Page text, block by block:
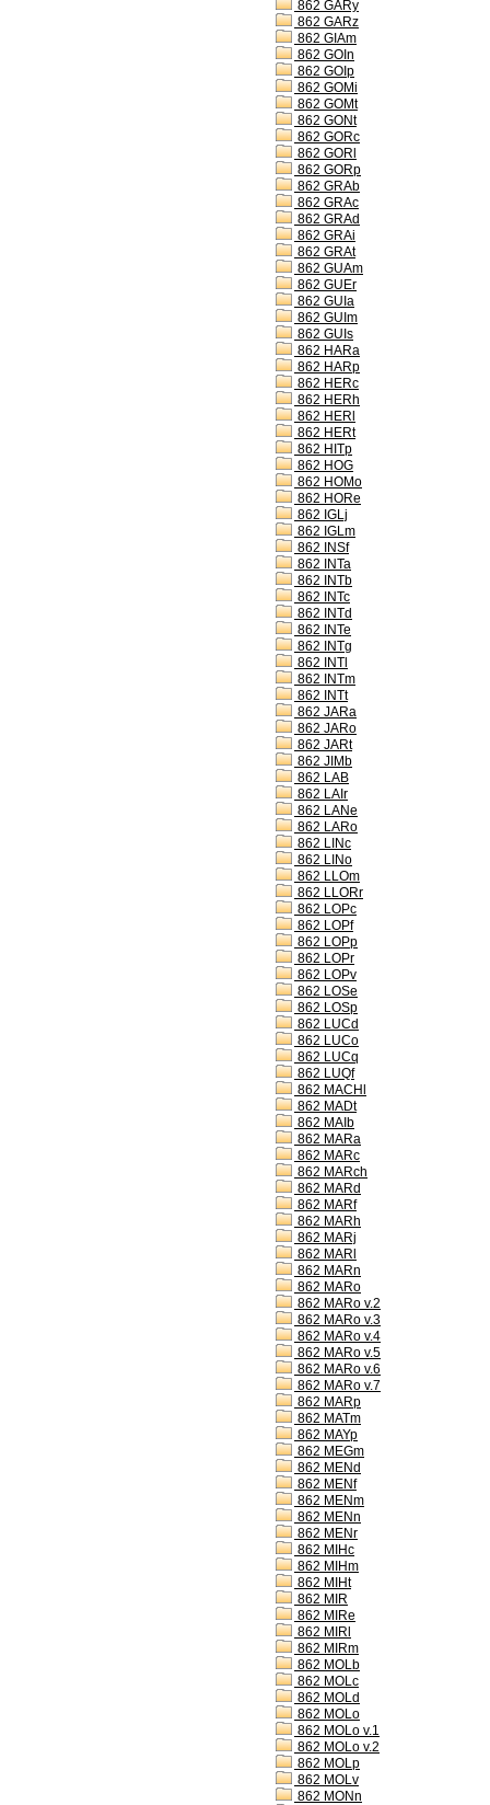
862 GARy
862 GARz
862 GIAm
862 GOIn
862 GOIp
862 GOMi
862 GOMt
862 GONt
862 GORc
862 GORl
862 GORp
862 GRAb
862 GRAc
862 GRAd
862 GRAi
862 GRAt
862 GUAm
862 GUEr
862 GUIa
862 GUIm
862 GUIs
862 HARa
862 HARp
862 HERc
862 HERh
862 HERl
862 HERt
862 HITp
862 HOG
862 HOMo
862 HORe
862 IGLj
862 IGLm
862 INSf
862 INTa
862 INTb
862 INTc
862 INTd
862 INTe
862 INTg
862 INTl
862 INTm
862 INTt
862 JARa
862 JARo
862 JARt
862 JIMb
862 LAB
862 LAIr
862 LANe
862 LARo
862 LINc
862 LINo
862 LLOm
862 LLORr
862 LOPc
862 LOPf
862 LOPp
862 LOPr
862 LOPv
862 LOSe
862 LOSp
862 LUCd
862 LUCo
862 LUCq
862 LUQf
862 MACHl
862 MADt
862 MAIb
862 MARa
862 MARc
862 MARch
862 MARd
862 MARf
862 MARh
862 MARj
862 MARl
862 MARn
862 MARo
862 MARo v.2
862 MARo v.3
862 MARo v.4
862 MARo v.5
862 MARo v.6
862 MARo v.7
862 MARp
862 MATm
862 MAYp
862 MEGm
862 MENd
862 MENf
862 MENm
862 MENn
862 MENr
862 MIHc
862 MIHm
862 MIHt
862 MIR
862 MIRe
862 MIRl
862 MIRm
862 MOLb
862 MOLc
862 MOLd
862 MOLo
862 MOLo v.1
862 MOLo v.2
862 MOLp
862 MOLv
862 MONn